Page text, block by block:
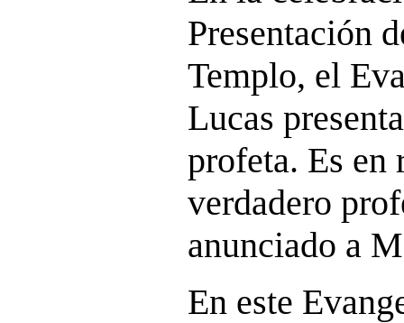
Presentación
Templo, el
Lucas
profeta. Es en
verdadero
anunciado a
En este